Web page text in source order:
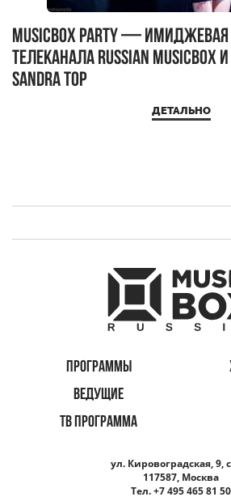
MUSICBOX PARTY —
телеканала RUSSIAN
Sandra Top
ДЕТАЛЬНО
ПРОГРАММЫ
ВЕДУЩИЕ
ТВ ПРОГРАММА
ул. Кировоградская, 9,
117587, Москва
Тел. +7 495 465 81 50